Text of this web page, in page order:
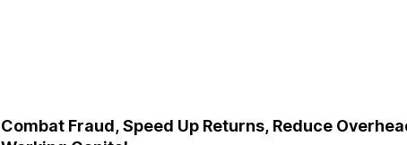
Combat Fraud, Speed Up Returns, Reduce